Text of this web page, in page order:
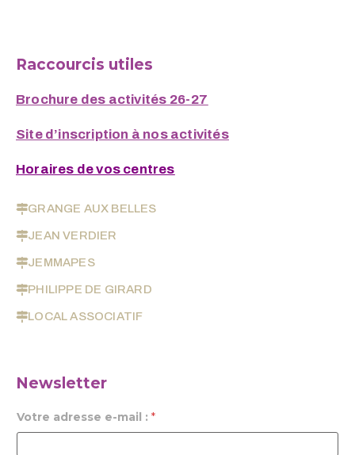
Raccourcis utiles
Brochure des activités 26-27
Site d’inscription à nos activités
Horaires de vos centres
GRANGE AUX BELLES
JEAN VERDIER
JEMMAPES
PHILIPPE DE GIRARD
LOCAL ASSOCIATIF
Newsletter
Votre adresse e-mail : *